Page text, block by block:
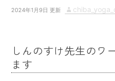
P
e
d
2024年1月9日
A
h
o
しんのすけ先生のワ
ます